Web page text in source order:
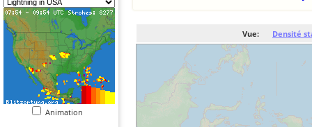
Animation
Vue: Densité